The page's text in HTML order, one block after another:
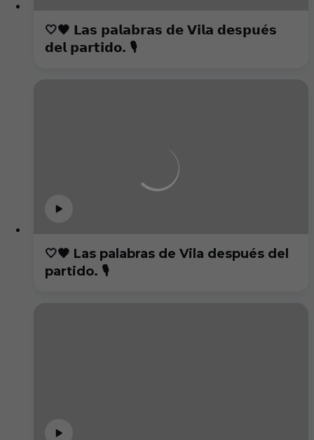
🤍🖤 𝗟𝗮𝘀 𝗽𝗮𝗹𝗮𝗯𝗿𝗮𝘀 𝗱𝗲 𝗩𝗶𝗹𝗮 𝗱𝗲𝘀𝗽𝘂é𝘀
𝗱𝗲𝗹 𝗽𝗮𝗿𝘁𝗶𝗱𝗼. 🎙️
🤍🖤 Las palabras de Vila después del
partido. 🎙️